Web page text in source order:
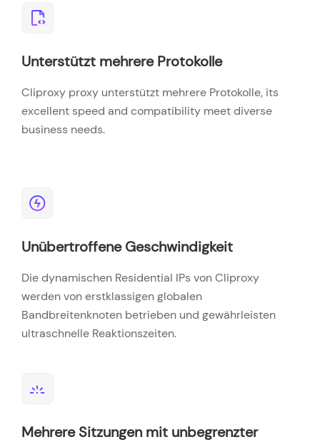
Unterstützt mehrere Protokolle
Cliproxy proxy unterstützt mehrere Protokolle, its
excellent speed and compatibility meet diverse
business needs.
Unübertroffene Geschwindigkeit
Die dynamischen Residential IPs von Cliproxy
werden von erstklassigen globalen
Bandbreitenknoten betrieben und gewährleisten
ultraschnelle Reaktionszeiten.
Mehrere Sitzungen mit unbegrenzter